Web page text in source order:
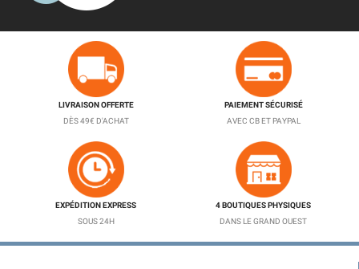
LIVRAISON OFFERTE
DÈS 49€ D'ACHAT
PAIEMENT SÉCURISÉ
AVEC CB ET PAYPAL
EXPÉDITION EXPRESS
SOUS 24H
4 BOUTIQUES PHYSIQUES
DANS LE GRAND OUEST